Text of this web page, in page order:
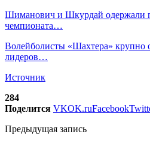
Шиманович и Шкурдай одержали
чемпионата…
Волейболисты «Шахтера» крупно
лидеров…
Источник
284
Поделится VKOK.ruFacebook
Предыдущая запись